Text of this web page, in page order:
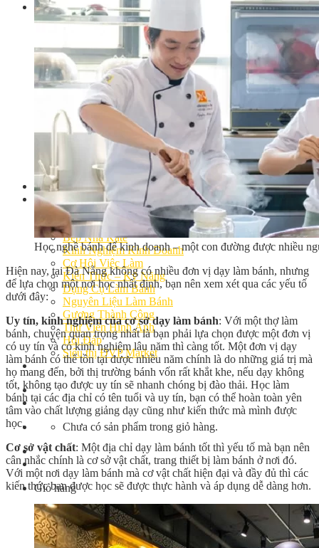
Công Thức
Cách Làm Bánh Việt
Cách Làm Bánh Âu
Cách Làm Bánh Kem
Cách Làm Bánh Mì
Cách Làm Bánh Trung Thu
Cách Làm Bánh Flan
Cách Làm Bánh Bao
Cách Làm Bánh Bông Lan
Cách Làm Bánh Su Kem
Cách làm bánh CupCake
Cách Làm Bánh Pizza
Cách làm bánh chay
Cách Làm Kẹo – Mứt
Video
Tin tức
Tin Tổng Hợp
Hướng Nghiệp Á Âu
Bếp Nhà Kate
Kinh Nghiệm Kinh Doanh
Cơ Hội Việc Làm
Kiến Thức – Kỹ Năng
Dụng Cụ Làm Bánh
Nguyên Liệu Làm Bánh
Gương Thành Công
Thư Viện Hình Ảnh
Hỏi Đáp
Siêu thị ĐVP Market
Việc Làm
Chưa có sản phẩm trong giỏ hàng.
Giỏ hàng
Chưa có sản phẩm trong giỏ hàng.
Học nghề bánh để kinh doanh – một con đường được nhiều
Hiện nay, tại Đà Nẵng không có nhiều đơn vị dạy làm bánh, nhưng
để lựa chọn một nơi học nhất định, bạn nên xem xét qua các yếu tố
dưới đây:
Uy tín, kinh nghiệm của cơ sở dạy làm bánh: Với một thợ làm
bánh, chuyện quan trọng nhất là bạn phải lựa chọn được một đơn vị
có uy tín và có kinh nghiệm lâu năm thì càng tốt. Một đơn vị dạy
làm bánh có thể tồn tại được nhiều năm chính là do những giá trị mà
họ mang đến, bởi thị trường bánh vốn rất khắt khe, nếu dạy không
tốt, không tạo được uy tín sẽ nhanh chóng bị đào thải. Học làm
bánh tại các địa chỉ có tên tuổi và uy tín, bạn có thể hoàn toàn yên
tâm vào chất lượng giảng dạy cũng như kiến thức mà mình được
học.
Cơ sở vật chất: Một địa chỉ dạy làm bánh tốt thì yếu tố mà bạn nên
cân nhắc chính là cơ sở vật chất, trang thiết bị làm bánh ở nơi đó.
Với một nơi dạy làm bánh mà cơ vật chất hiện đại và đầy đủ thì các
kiến thức bạn được học sẽ được thực hành và áp dụng dễ dàng hơn.